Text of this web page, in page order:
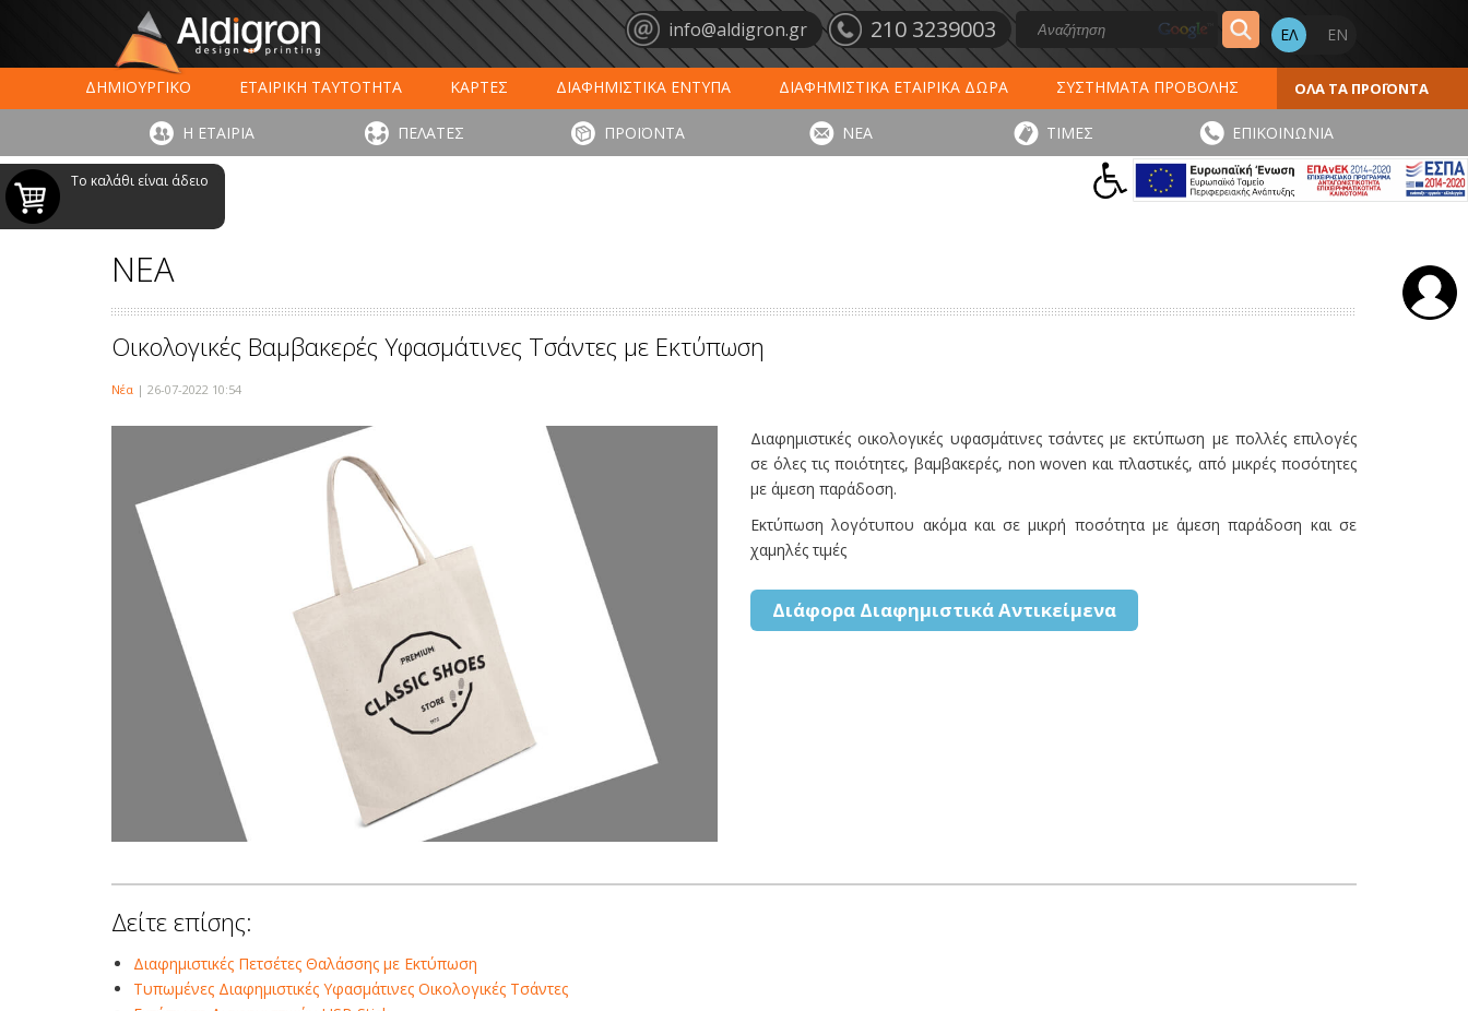
info@aldigron.gr 210 3239003
ΔΗΜΙΟΥΡΓΙΚΟ ΕΤΑΙΡΙΚΗ ΤΑΥΤΟΤΗΤΑ ΚΑΡΤΕΣ ΔΙΑΦΗΜΙΣΤΙΚΑ ΕΝΤΥΠΑ ΔΙΑΦΗΜΙΣΤΙΚΑ ΕΤΑΙΡΙΚΑ ΔΩΡΑ
ΣΥΣΤΗΜΑΤΑ ΠΡΟΒΟΛΗΣ
ΕΚΤΥΠΩΣΗ ΣΥΣΚΕΥΑΣΙΑΣ
LARGE FORMAT ΕΚΤΥΠΩΣΕΙΣ ΞΕΝΟΔΟΧΕΙΑ - ΕΣΤΙΑΣΗ ΤΑΠΕΤΑ ΕΙΣΟΔΟΥ ΗΜΕΡΟΛΟΓΙΑ 2027
ΕΚΤΥΠΩΣΕΙΣ
ΑΥΤΟΚΟΛΛΗΤΑ - ΕΤΙΚΕΤΕΣ
ΟΛΑ ΤΑ ΠΡΟΪΟΝΤΑ
Η ΕΤΑΙΡΙΑ ΠΕΛΑΤΕΣ ΠΡΟΪΟΝΤΑ ΝΕΑ ΤΙΜΕΣ ΕΠΙΚΟΙΝΩΝΙΑ
Το καλάθι είναι άδειο
ΝΕΑ
Οικολογικές Βαμβακερές Υφασμάτινες Τσάντες με Εκτύπωση
Νέα | 26-07-2022 10:54
Διαφημιστικές οικολογικές υφασμάτινες τσάντες με εκτύπωση με πολλές επιλογές
σε όλες τις ποιότητες, βαμβακερές, non woven και πλαστικές, από μικρές ποσότητες
με άμεση παράδοση.
Εκτύπωση λογότυπου ακόμα και σε μικρή ποσότητα με άμεση παράδοση και σε
χαμηλές τιμές
Διάφορα Διαφημιστικά Αντικείμενα
Δείτε επίσης:
Διαφημιστικές Πετσέτες Θαλάσσης με Εκτύπωση
Τυπωμένες Διαφημιστικές Υφασμάτινες Οικολογικές Τσάντες